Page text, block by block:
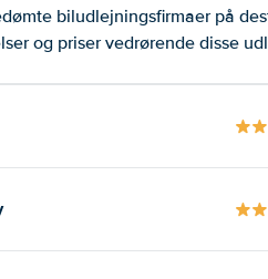
biludlejningsfirmaer på
og priser vedrørende disse